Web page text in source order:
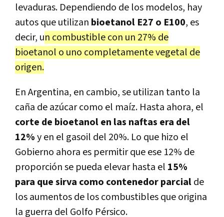
levaduras. Dependiendo de los modelos, hay
autos que utilizan bioetanol E27 o E100, es
decir, un combustible con un 27% de
bioetanol o uno completamente vegetal de
origen.
En Argentina, en cambio, se utilizan tanto la
caña de azúcar como el maíz. Hasta ahora, el
corte de bioetanol en las naftas era del
12%y en el gasoil del 20%. Lo que hizo el
Gobierno ahora es permitir que ese 12% de
proporción se pueda elevar hasta el 15%
para que sirva como contenedor parcialde
los aumentos de los combustibles que origina
la guerra del Golfo Pérsico.